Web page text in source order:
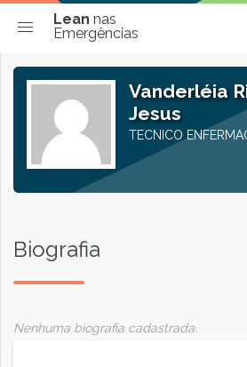
Lean nas
Emergências
Vanderléia
Jesus
TECNICO
Biografia
Nenhuma biografia cadastrada.